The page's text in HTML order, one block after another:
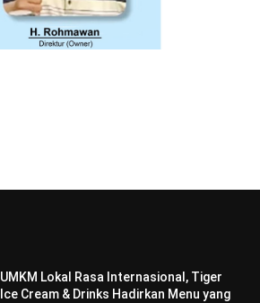
UMKM Lokal Rasa Internasional, Tiger
Ice Cream & Drinks Hadirkan Menu yang